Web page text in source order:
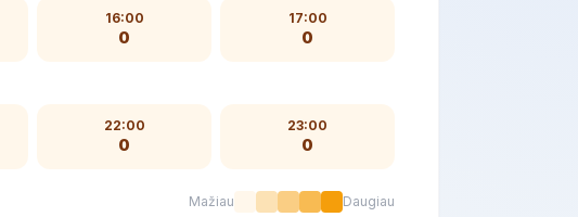
16:00
0
17:00
0
22:00
0
23:00
0
Mažiau Daugiau